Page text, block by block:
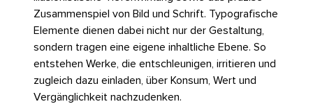
Zusammenspiel von Bild und Schrift. Typografische
Elemente dienen dabei nicht nur der Gestaltung,
sondern tragen eine eigene inhaltliche Ebene. So
entstehen Werke, die entschleunigen, irritieren und
zugleich dazu einladen, über Konsum, Wert und
Vergänglichkeit nachzudenken.